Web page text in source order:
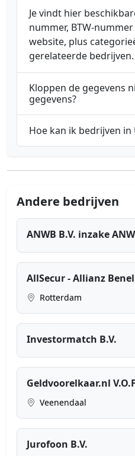
Je vindt hier
nummer, BTW-
website, plus
gerelateerde bedrijven.
Kloppen de gegevens
gegevens?
Hoe kan ik bedrijven
Andere bedrijven
ANWB B.V. inzake
AllSecur - Allianz
Rotterdam
Investormatch B.V.
Geldvoorelkaar.nl V.O.F
Veenendaal
Jurofoon B.V.